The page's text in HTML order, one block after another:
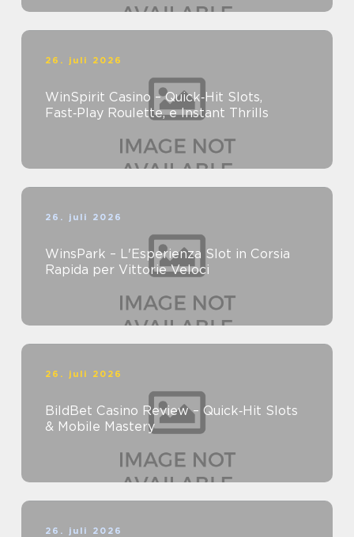
26. juli 2026
WinSpirit Casino – Quick‑Hit Slots,
Fast‑Play Roulette, e Instant Thrills
26. juli 2026
WinsPark – L'Esperienza Slot in Corsia
Rapida per Vittorie Veloci
26. juli 2026
BildBet Casino Review – Quick‑Hit Slots
& Mobile Mastery
26. juli 2026